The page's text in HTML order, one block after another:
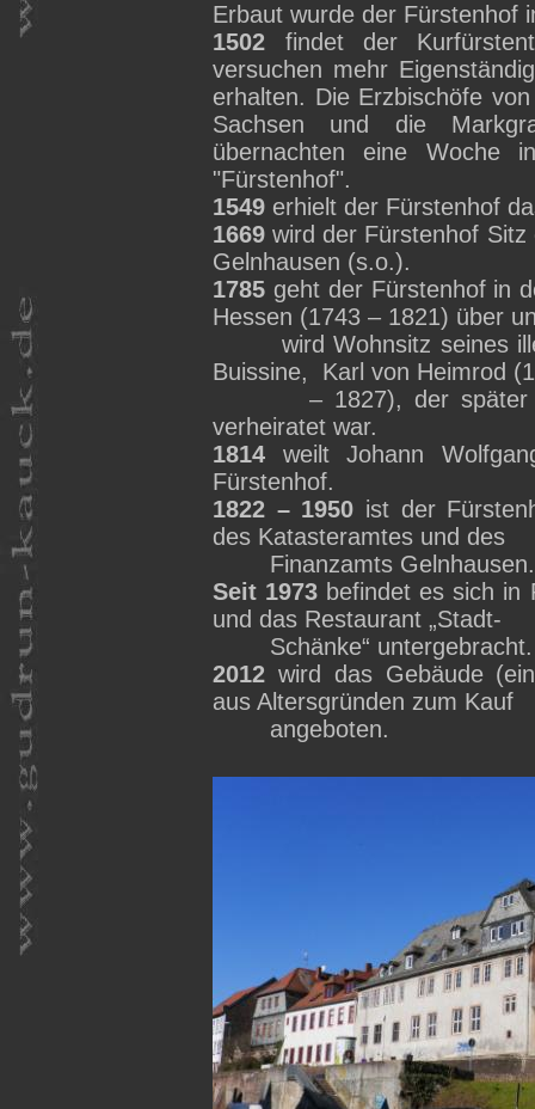
Erbaut wurde der Fürstenhof
1502 findet der
versuchen mehr
erhalten. Die Erzbischöfe
Sachsen und die
übernachten eine Woche
"Fürstenhof".
1549 erhielt der Fürstenhof
1669wird der Fürstenhof
Gelnhausen (s.o.).
1785 geht der Fürstenhof in
Hessen (1743 – 1821) über
wird Wohnsitz seines
Buissine,
Karl von Heimrod
– 1827), der
verheiratet war.
1814 weilt Johann
Fürstenhof.
1822 – 1950 ist der
des Katasteramtes und des
Finanzamts Gelnhausen.
Seit 1973 befindet es sich in
und das Restaurant „Stadt-
Schänke“ untergebracht.
2012 wird das Gebäude
aus Altersgründen zum Kauf
angeboten.